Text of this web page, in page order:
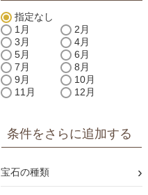
指定なし
1月
2月
3月
4月
5月
6月
7月
8月
9月
10月
11月
12月
条件をさらに追加する
宝石の種類 ›